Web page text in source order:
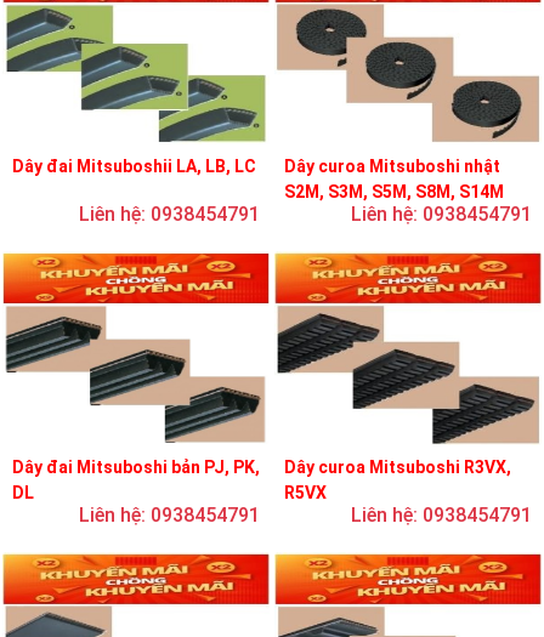
Dây đai Mitsuboshii LA, LB, LC
Liên hệ: 0938454791
Dây curoa Mitsuboshi nhật
S2M, S3M, S5M, S8M, S14M
Liên hệ: 0938454791
Dây đai Mitsuboshi bản PJ, PK,
DL
Liên hệ: 0938454791
Dây curoa Mitsuboshi R3VX,
R5VX
Liên hệ: 0938454791